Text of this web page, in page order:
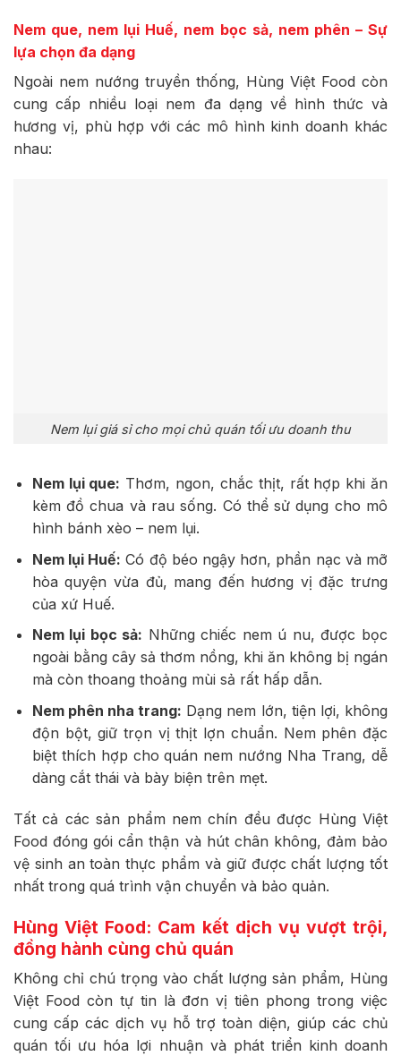
Nem que, nem lụi Huế, nem bọc sả, nem phên – Sự
lựa chọn đa dạng
Ngoài nem nướng truyền thống, Hùng Việt Food còn
cung cấp nhiều loại nem đa dạng về hình thức và
hương vị, phù hợp với các mô hình kinh doanh khác
nhau:
Nem lụi giá sỉ cho mọi chủ quán tối ưu doanh thu
Nem lụi que: Thơm, ngon, chắc thịt, rất hợp khi ăn
kèm đồ chua và rau sống. Có thể sử dụng cho mô
hình bánh xèo – nem lụi.
Nem lụi Huế: Có độ béo ngậy hơn, phần nạc và mỡ
hòa quyện vừa đủ, mang đến hương vị đặc trưng
của xứ Huế.
Nem lụi bọc sả: Những chiếc nem ú nu, được bọc
ngoài bằng cây sả thơm nồng, khi ăn không bị ngán
mà còn thoang thoảng mùi sả rất hấp dẫn.
Nem phên nha trang: Dạng nem lớn, tiện lợi, không
độn bột, giữ trọn vị thịt lợn chuẩn. Nem phên đặc
biệt thích hợp cho quán nem nướng Nha Trang, dễ
dàng cắt thái và bày biện trên mẹt.
Tất cả các sản phẩm nem chín đều được Hùng Việt
Food đóng gói cẩn thận và hút chân không, đảm bảo
vệ sinh an toàn thực phẩm và giữ được chất lượng tốt
nhất trong quá trình vận chuyển và bảo quản.
Hùng Việt Food: Cam kết dịch vụ vượt trội,
đồng hành cùng chủ quán
Không chỉ chú trọng vào chất lượng sản phẩm, Hùng
Việt Food còn tự tin là đơn vị tiên phong trong việc
cung cấp các dịch vụ hỗ trợ toàn diện, giúp các chủ
quán tối ưu hóa lợi nhuận và phát triển kinh doanh